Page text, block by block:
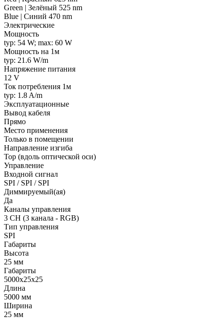
Green | Зелёный 525 nm
Blue | Синий 470 nm
Электрические
Мощность
typ: 54 W; max: 60 W
Мощность на 1м
typ: 21.6 W/m
Напряжение питания
12 V
Ток потребления 1м
typ: 1.8 A/m
Эксплуатационные
Вывод кабеля
Прямо
Место применения
Только в помещении
Направление изгиба
Top (вдоль оптической оси)
Управление
Входной сигнал
SPI / SPI / SPI
Диммируемый(ая)
Да
Каналы управления
3 CH (3 канала - RGB)
Тип управления
SPI
Габариты
Высота
25 мм
Габариты
5000x25x25
Длина
5000 мм
Ширина
25 мм